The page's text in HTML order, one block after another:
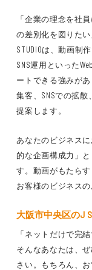
「企業の理念を社
の差別化を図りた
STUDIOは、動画制
SNS運用といった
ートできる強みが
集客、SNSでの拡
提案します。
あなたのビジネス
的な企画構成力」
す。動画がもたら
お客様のビジネス
大阪市中央区のJ
「ネットだけで完
そんなあなたは、
さい。もちろん、お